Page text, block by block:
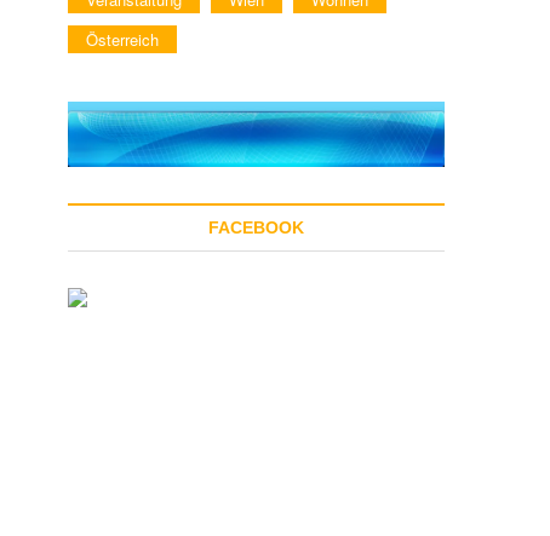
Österreich
FACEBOOK